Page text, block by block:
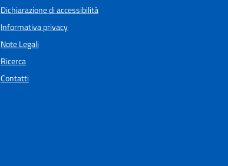
Dichiarazione di accessibilità
Informativa privacy
Note Legali
Ricerca
Contatti